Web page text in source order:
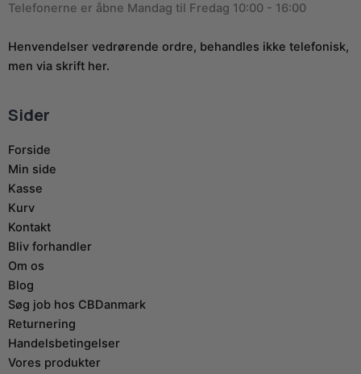
Telefonerne er åbne Mandag til Fredag 10:00 - 16:00
Henvendelser vedrørende ordre, behandles ikke telefonisk,
men via skrift her.
Sider
Forside
Min side
Kasse
Kurv
Kontakt
Bliv forhandler
Om os
Blog
Søg job hos CBDanmark
Returnering
Handelsbetingelser
Vores produkter